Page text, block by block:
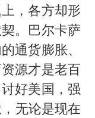
，各方却形
。巴尔卡萨
通货膨胀、
源才是老百
好美国，强
无论是现在